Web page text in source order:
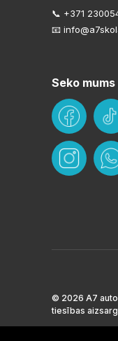
© 2026 A7
tiesības
📞 +371
📧
Seko mums